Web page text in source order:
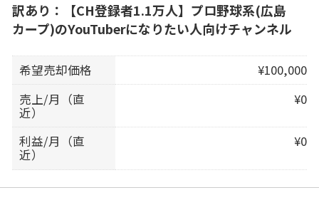
訳あり：【CH登録者1.1万人】プロ野球系(広島
カープ)のYouTuberになりたい人向けチャンネル
希望売却価格
¥100,000
売上/月（直
近）
¥0
利益/月（直
近）
¥0